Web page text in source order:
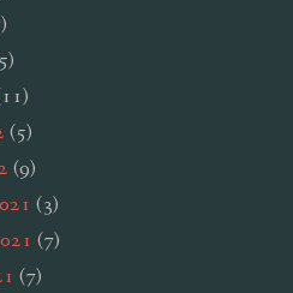
(5)
(9)
(3)
(7)
(7)